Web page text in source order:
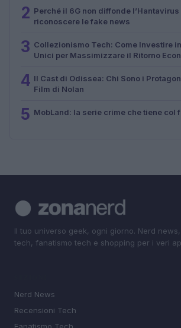
2 Perché il 6G non diffonde l’Hantavirus
riconoscere le fake news
3 Collezionismo Tech: Come Investire
Unici per Massimizzare il Ritorno
4 Il Cast di Odissea: Chi Sono i
Film di Nolan
5 MobLand: la serie crime che tiene col
Il tuo universo geek, ogni giorno. Nerd
tech, fanatismo tech e shopping per i veri
Nerd News
Recensioni Tech